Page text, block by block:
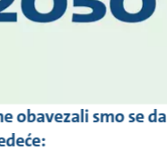
obavezali smo se da